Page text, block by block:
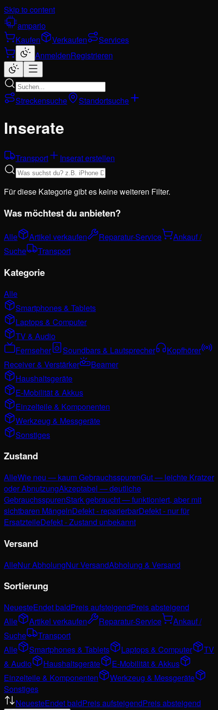
Skip to content
ampario
Kaufen
Verkaufen
Services
AnmeldenRegistrieren
Streckensuche Standortsuche
Inserate
Transport Inserat erstellen
Für diese Kategorie gibt es keine weiteren Filter.
Was möchtest du anbieten?
Alle Artikel verkaufen Reparatur-Service
Ankauf /
Suche
Transport
Kategorie
Alle
Smartphones & Tablets
Laptops & Computer
TV & Audio
Fernseher
Soundbars & Lautsprecher
Kopfhörer
Receiver & Verstärker
Beamer
Haushaltsgeräte
E-Mobilität & Akkus
Einzelteile & Komponenten
Werkzeug & Messgeräte
Sonstiges
Zustand
AlleWie neu — kaum GebrauchsspurenGut — leichte Kratzer
oder AbnutzungAkzeptabel — deutliche
GebrauchsspurenStark gebraucht — funktioniert, aber mit
sichtbaren MängelnDefekt - reparierbarDefekt - nur für
ErsatzteileDefekt - Zustand unbekannt
Versand
AlleNur AbholungNur VersandAbholung & Versand
Sortierung
NeuesteEndet baldPreis aufsteigendPreis absteigend
Alle
Artikel verkaufen Reparatur-Service
Ankauf /
Suche
Transport
Alle
Smartphones & Tablets Laptops & Computer
TV
& Audio
Haushaltsgeräte
E-Mobilität & Akkus
Einzelteile & Komponenten
Werkzeug & Messgeräte
Sonstiges
NeuesteEndet baldPreis aufsteigendPreis absteigend